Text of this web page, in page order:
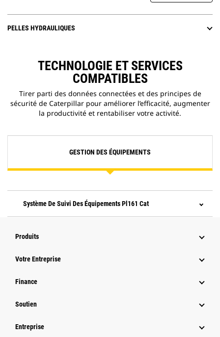
PELLES HYDRAULIQUES
TECHNOLOGIE ET SERVICES
COMPATIBLES
Tirer parti des données connectées et des principes de
sécurité de Caterpillar pour améliorer l’efficacité, augmenter
la productivité et rentabiliser votre activité.
GESTION DES ÉQUIPEMENTS
Système De Suivi Des Équipements Pl161 Cat
Produits
Votre Entreprise
Finance
Soutien
Entreprise